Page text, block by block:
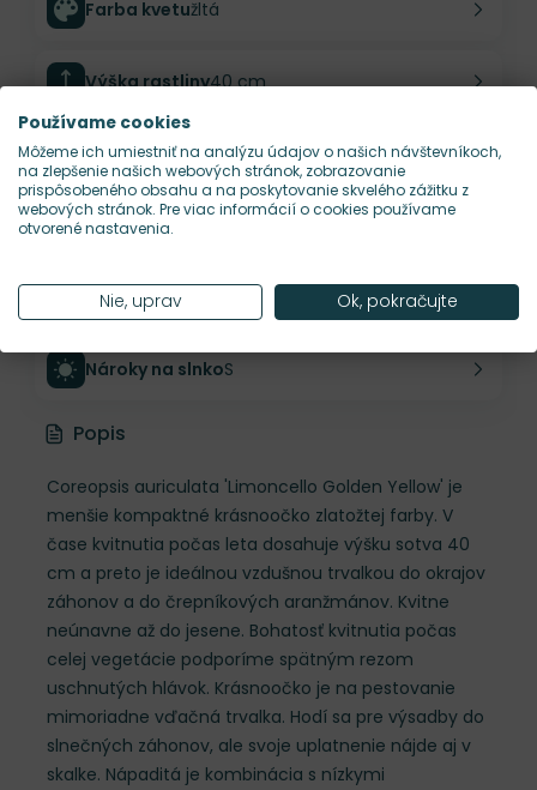
Farba kvetužltá
Výška rastliny40 cm
Šírka rastliny 30 cm
Habitus rastliny
Hustota výsadby 9 ks/m²
Nároky na slnkoS
Popis
Coreopsis auriculata 'Limoncello Golden Yellow' je
menšie kompaktné krásnoočko zlatožtej farby. V
čase kvitnutia počas leta dosahuje výšku sotva 40
cm a preto je ideálnou vzdušnou trvalkou do okrajov
záhonov a do črepníkových aranžmánov. Kvitne
neúnavne až do jesene. Bohatosť kvitnutia počas
celej vegetácie podporíme spätným rezom
uschnutých hlávok. Krásnoočko je na pestovanie
mimoriadne vďačná trvalka. Hodí sa pre výsadby do
slnečných záhonov, ale svoje uplatnenie nájde aj v
skalke. Nápaditá je kombinácia s nízkymi
Používame cookies
Môžeme ich umiestniť na analýzu údajov o našich návštevníkoch,
na zlepšenie našich webových stránok, zobrazovanie
prispôsobeného obsahu a na poskytovanie skvelého zážitku z
webových stránok. Pre viac informácií o cookies používame
otvorené nastavenia.
Nie, uprav Ok, pokračujte